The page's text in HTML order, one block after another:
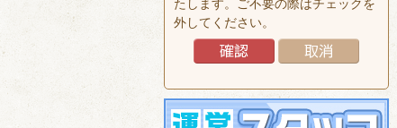
たします。ご不要の際はチェックを
外してください。